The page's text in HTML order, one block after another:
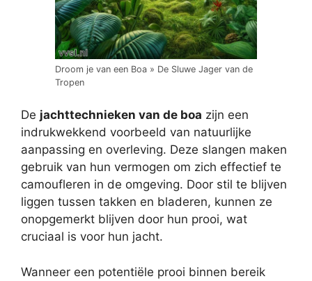
Droom je van een Boa » De Sluwe Jager van de
Tropen
De jachttechnieken van de boa zijn een
indrukwekkend voorbeeld van natuurlijke
aanpassing en overleving. Deze slangen maken
gebruik van hun vermogen om zich effectief te
camoufleren in de omgeving. Door stil te blijven
liggen tussen takken en bladeren, kunnen ze
onopgemerkt blijven door hun prooi, wat
cruciaal is voor hun jacht.
Wanneer een potentiële prooi binnen bereik